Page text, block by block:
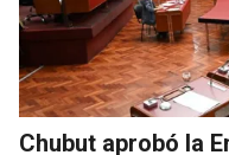
Chubut aprobó la